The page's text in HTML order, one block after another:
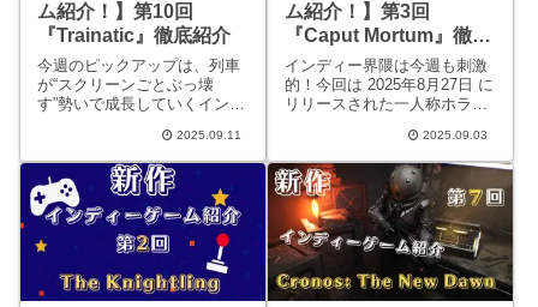
ム紹介！】第10回
『Trainatic』徹底紹介
今週のピックアップは、列車
が“スクリーンごとぶっ壊
す”勢いで成長していくインク
数字がモリモリ伸びる快感
と、レトロなピクセル表現の
気持ちよさが両立した中毒作
です。短時間でもサクッと進
捗が出るので、忙しい人の
2025.09.11
ム紹介！】第3回
『Caput Mortum』徹底
紹介
インディー界隈は今週も刺激
的！今回は 2025年8月27日 に
リリースされた一人称ホラー
ップ。16世紀フランスの“忘れ
られた錬金術師の塔”を舞台
に、短時間でギュッと怖さを
味わえる最新インディーで
す。『C
2025.09.03